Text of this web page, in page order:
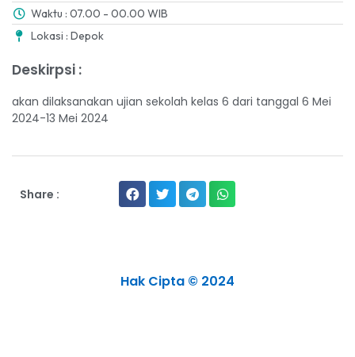
Waktu : 07.00 - 00.00 WIB
Lokasi : Depok
Deskirpsi :
akan dilaksanakan ujian sekolah kelas 6 dari tanggal 6 Mei
2024-13 Mei 2024
Share :
Hak Cipta © 2024